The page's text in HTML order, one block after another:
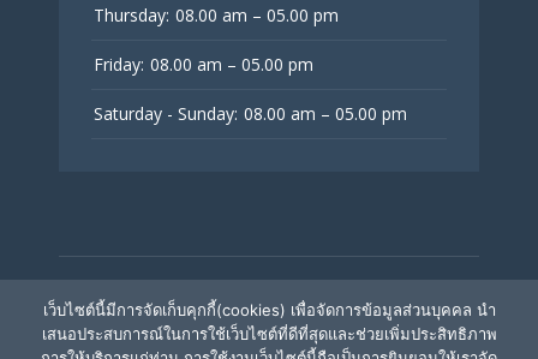
Thursday: 08.00 am – 05.00 pm
Friday: 08.00 am – 05.00 pm
Saturday - Sunday: 08.00 am – 05.00 pm
© V Fertility Thailand
เว็บไซต์นี้มีการจัดเก็บคุกกี้(cookies) เพื่อจัดการข้อมูลส่วนบุคคล นำ
เสนอประสบการณ์ในการใช้เว็บไซต์ที่ดีที่สุดและช่วยเพิ่มประสิทธิภาพ